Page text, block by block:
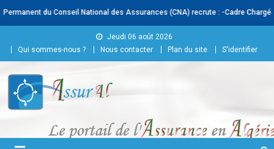
du Conseil National des Assurances (CNA) recrute : -Cadre Chargé(e)
Jeudi 06 août 2026
Qui sommes-nous ?
Nous contacter Plan du site S'identifier
Conseil National des